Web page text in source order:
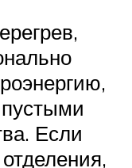
Если